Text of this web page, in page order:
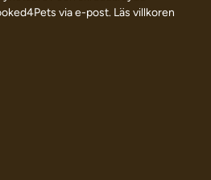
via e-post. Läs villkoren